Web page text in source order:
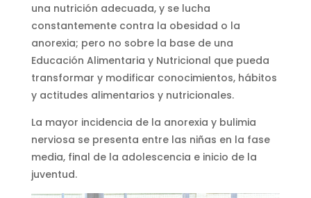
una nutrición adecuada, y se lucha
constantemente contra la obesidad o la
anorexia; pero no sobre la base de una
Educación Alimentaria y Nutricional que pueda
transformar y modificar conocimientos, hábitos
y actitudes alimentarios y nutricionales.
La mayor incidencia de la anorexia y bulimia
nerviosa se presenta entre las niñas en la fase
media, final de la adolescencia e inicio de la
juventud.